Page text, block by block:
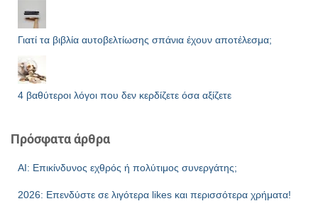
Γιατί τα βιβλία αυτοβελτίωσης σπάνια έχουν αποτέλεσμα;
4 βαθύτεροι λόγοι που δεν κερδίζετε όσα αξίζετε
Πρόσφατα άρθρα
AI: Επικίνδυνος εχθρός ή πολύτιμος συνεργάτης;
2026: Επενδύστε σε λιγότερα likes και περισσότερα χρήματα!